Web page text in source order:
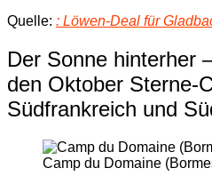
Quelle: : Löwen-Deal für
Der Sonne hinterher
den Oktober Sterne-
Südfrankreich und
Camp du Domaine